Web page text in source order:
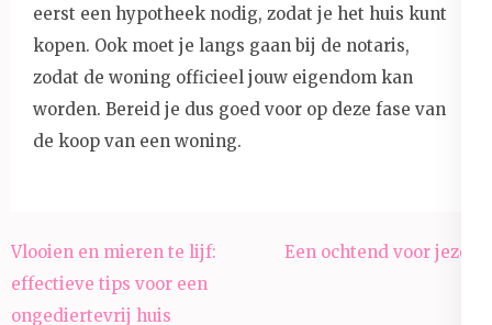
eerst een hypotheek nodig, zodat je het huis kunt
kopen. Ook moet je langs gaan bij de notaris,
zodat de woning officieel jouw eigendom kan
worden. Bereid je dus goed voor op deze fase van
de koop van een woning.
Post
navigation
Vlooien en mieren te lijf:
effectieve tips voor een
ongediertevrij huis
Een ochtend voor jezelf